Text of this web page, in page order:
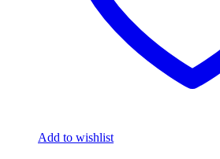
Add to wishlist